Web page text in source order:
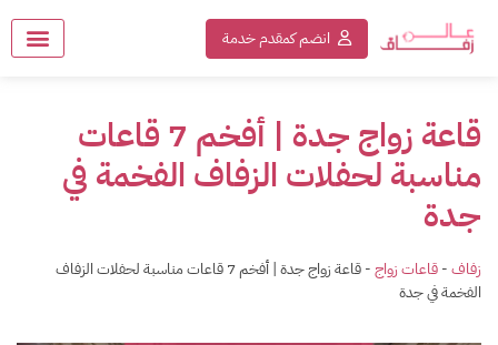
انضم كمقدم خدمة
قاعة زواج جدة | أفخم 7 قاعات
مناسبة لحفلات الزفاف الفخمة في
جدة
زفاف-قاعات زواج-
قاعة زواج جدة | أفخم 7 قاعات مناسبة لحفلات الزفاف
الفخمة في جدة